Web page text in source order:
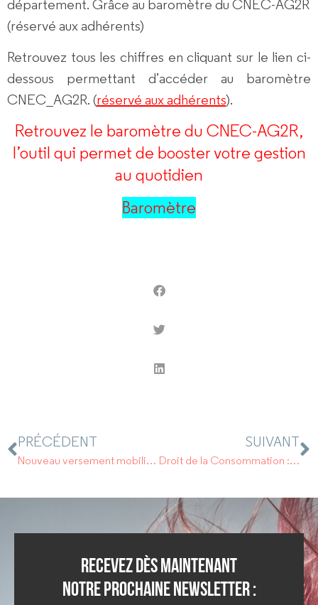
département. Grâce au baromètre du CNEC-AG2R
(réservé aux adhérents)
Retrouvez tous les chiffres en cliquant sur le lien ci-
dessous permettant d’accéder au baromètre
CNEC_AG2R. (réservé aux adhérents).
Retrouvez le baromètre du CNEC-AG2R,
l’outil qui permet de booster votre gestion
au quotidien
Baromètre
PRÉCÉDENT
Nouveau versement mobilité régional et rural. Pour les entreprises de plus de 11 employés.
SUIVANT
Droit de la Consommation : Ne pas confondre ticket de caisse et note de prestation de service
Recevez dès maintenant
notre prochaine newsletter :